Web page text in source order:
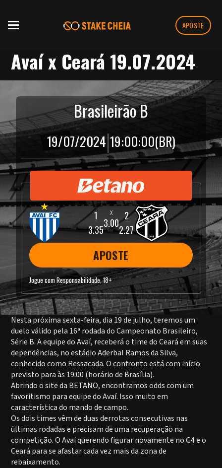
APOSTE
Avaí x Ceará 19.07.2024
Brasileirão B
19/07/2024|19:00:00(BR)
3.35
3.00
2.27
APOSTE
Jogue com Responsabilidade, 18+
Nesta próxima sexta-feira, dia 19 de julho, teremos um
duelo válido pela 16ª rodada do Campeonato Brasileiro,
Série B. A equipe do Avaí, receberá o time do Ceará em suas
dependências, no estádio Aderbal Ramos da Silva,
conhecido como Ressacada. O confronto está com início
previsto para às 19:00 (horário de Brasília).
Abrindo o site da BETANO, encontramos odds com um
favoritismo para equipe do Avaí. Isso muito em
característica do mando de campo.
Os dois times vêm de duas derrotas consecutivas nas
últimas rodadas e precisam de uma recuperação na
competição. O Avaí querendo figurar novamente no G4 e o
Ceará para se afastar cada vez mais da zona de
rebaixamento.